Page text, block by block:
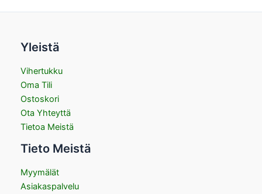
Yleistä
Vihertukku
Oma Tili
Ostoskori
Ota Yhteyttä
Tietoa Meistä
Tieto Meistä
Myymälät
Asiakaspalvelu